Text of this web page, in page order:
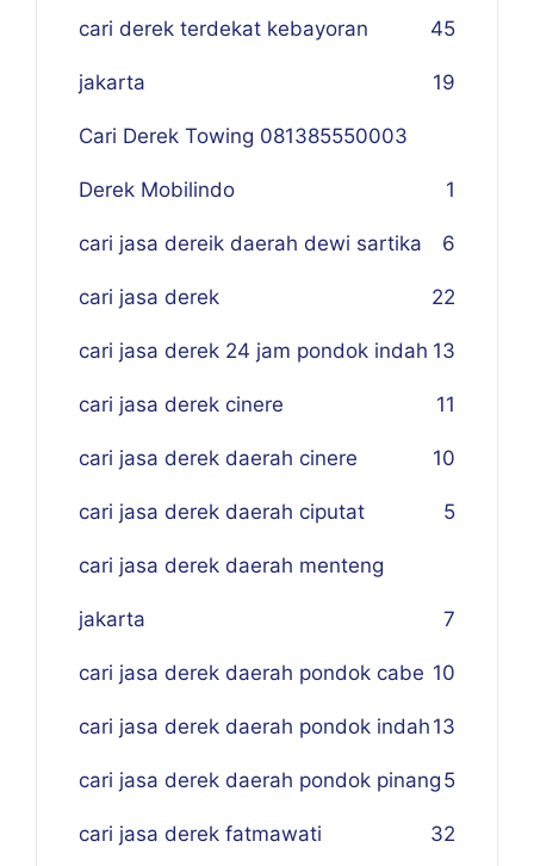
45
cari derek terdekat kebayoran
jakarta 19
Cari Derek Towing 081385550003
Derek Mobilindo 1
cari jasa dereik daerah dewi sartika 6
cari jasa derek 22
cari jasa derek 24 jam pondok indah 13
cari jasa derek cinere 11
cari jasa derek daerah cinere 10
cari jasa derek daerah ciputat 5
cari jasa derek daerah menteng
jakarta 7
cari jasa derek daerah pondok cabe 10
cari jasa derek daerah pondok indah 13
cari jasa derek daerah pondok pinang 5
cari jasa derek fatmawati 32